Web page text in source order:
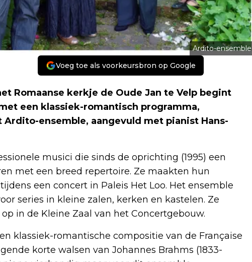
Ardito-ensemble
Voeg toe als voorkeursbron op Google
Romaanse kerkje de Oude Jan te Velp begint
een klassiek-romantisch programma,
ensemble, aangevuld met pianist Hans-
musici die sinds de oprichting (1995) een
met een breed repertoire. Ze maakten hun
een concert in Paleis Het Loo. Het ensemble
series in kleine zalen, kerken en kastelen. Ze
in de Kleine Zaal van het Concertgebouw.
klassiek-romantische compositie van de Française
korte walsen van Johannes Brahms (1833-